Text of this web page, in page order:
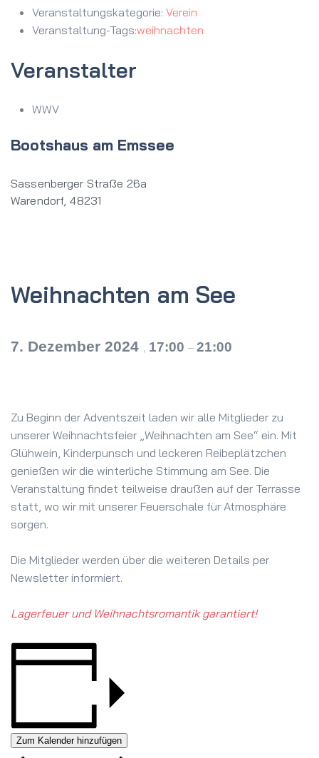
Veranstaltungskategorie: Verein
Veranstaltung-Tags:weihnachten
Veranstalter
WWV
Bootshaus am Emssee
Sassenberger Straße 26a
Warendorf, 48231
Weihnachten am See
7. Dezember 2024 , 17:00 – 21:00
Zu Beginn der Adventszeit laden wir alle Mitglieder zu
unserer Weihnachtsfeier „Weihnachten am See“ ein. Mit
Glühwein, Kinderpunsch und leckeren Reibeplätzchen
genießen wir die winterliche Stimmung am See. Die
Veranstaltung findet teilweise draußen auf der Terrasse
statt, wo wir mit unserer Feuerschale für Atmosphäre
sorgen.
Die Mitglieder werden über die weiteren Details per
Newsletter informiert.
Lagerfeuer und Weihnachtsromantik garantiert!
Zum Kalender hinzufügen